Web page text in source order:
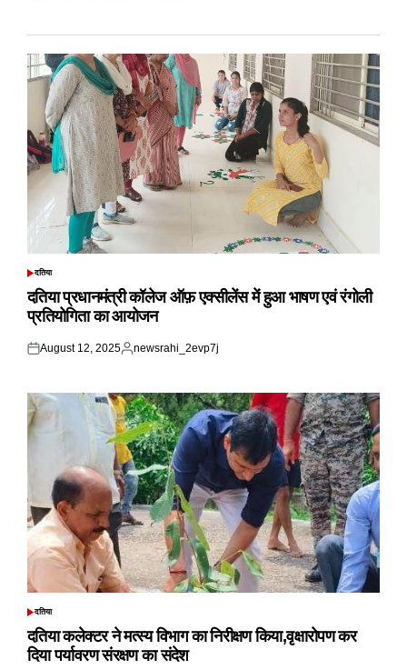
POSTED
दतिया
दतिया प्रधानमंत्री कॉलेज ऑफ़ एक्सीलेंस में हुआ भाषण एवं रंगोली
प्रतियोगिता का आयोजन
Posted
August 12, 2025
Posted
newsrahi_2evp7j
POSTED
दतिया
दतिया कलेक्टर ने मत्स्य विभाग का निरीक्षण किया,वृक्षारोपण कर
दिया पर्यावरण संरक्षण का संदेश